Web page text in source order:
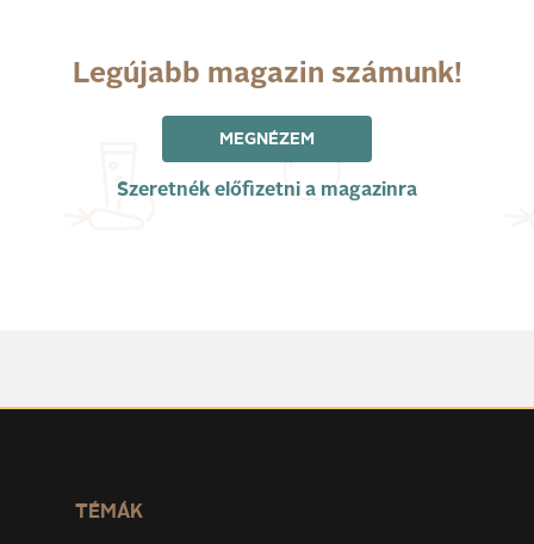
Legújabb magazin számunk!
MEGNÉZEM
Szeretnék előfizetni a magazinra
TÉMÁK